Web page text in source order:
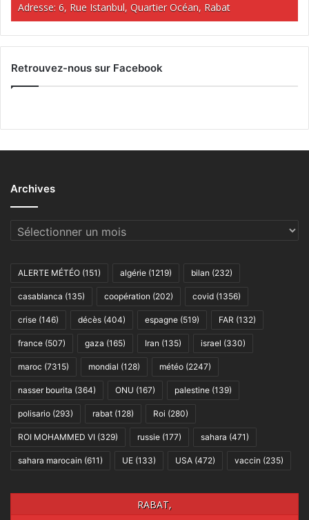
Adresse: 6, Rue Istanbul, Quartier Océan, Rabat
Retrouvez-nous sur Facebook
Archives
Archives
ALERTE MÉTÉO (151) algérie (1219) bilan (232)
casablanca (135) coopération (202) covid (1356)
crise (146) décès (404) espagne (519) FAR (132)
france (507) gaza (165) Iran (135) israel (330)
maroc (7315) mondial (128) météo (2247)
nasser bourita (364) ONU (167) palestine (139)
polisario (293) rabat (128) Roi (280)
ROI MOHAMMED VI (329) russie (177) sahara (471)
sahara marocain (611) UE (133) USA (472) vaccin (235)
RABAT,